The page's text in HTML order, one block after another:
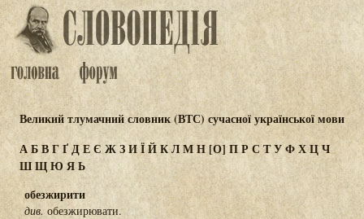
Великий тлумачний словник (ВТС) сучасної української мови
АБВГҐДЕЄ ЖЗИЇЙКЛМН[О] ПР СТУФХЦЧ
ШЩЮЯЬ
обезжирити
див. обезжирювати.